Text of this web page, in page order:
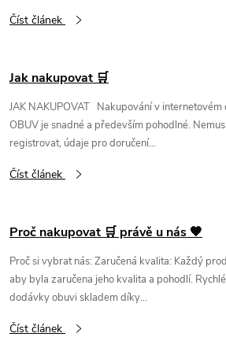
Číst článek
Jak nakupovat 🛒
JAK NAKUPOVAT Nakupování v internetovém
OBUV je snadné a především pohodlné.
registrovat, údaje pro doručení...
Číst článek
Proč nakupovat 🛒 právě u nás 🧡
Proč si vybrat nás: Zaručená kvalita: Každý
aby byla zaručena jeho kvalita a pohodlí.
dodávky obuvi skladem díky...
Číst článek